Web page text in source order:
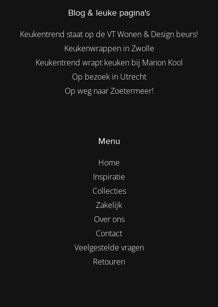
Blog & leuke pagina's
Keukentrend staat op de VT Wonen & Design beurs!
Keukenwrappen in Zwolle
Keukentrend wrapt keuken bij Manon Kool
Op bezoek in Utrecht
Op weg naar Zoetermeer!
Menu
Home
Inspiratie
Collecties
Zakelijk
Over ons
Contact
Veelgestelde vragen
Retouren